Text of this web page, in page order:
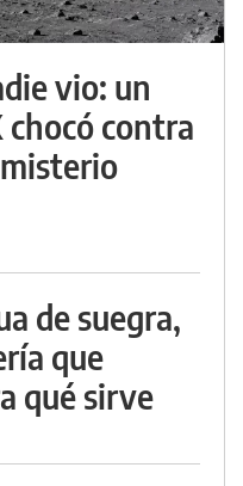
vio: un
chocó contra
de suegra,
que
qué sirve